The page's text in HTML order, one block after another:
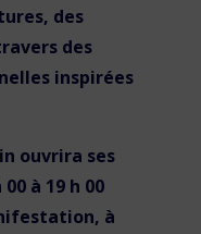
des
des
inspirées
ouvrira ses
à 19 h 00
à